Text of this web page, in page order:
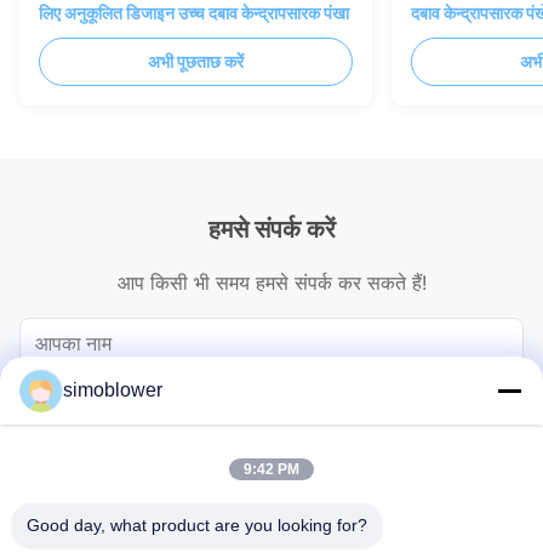
लिए अनुकूलित डिजाइन उच्च दबाव केन्द्रापसारक पंखा
अभी पूछताछ करें
दबाव केन्द्रापसारक
हमसे संपर्क करें
आप किसी भी समय हमसे संपर्क कर सकते हैं!
simoblower
9:42 PM
Good day, what product are you looking for?